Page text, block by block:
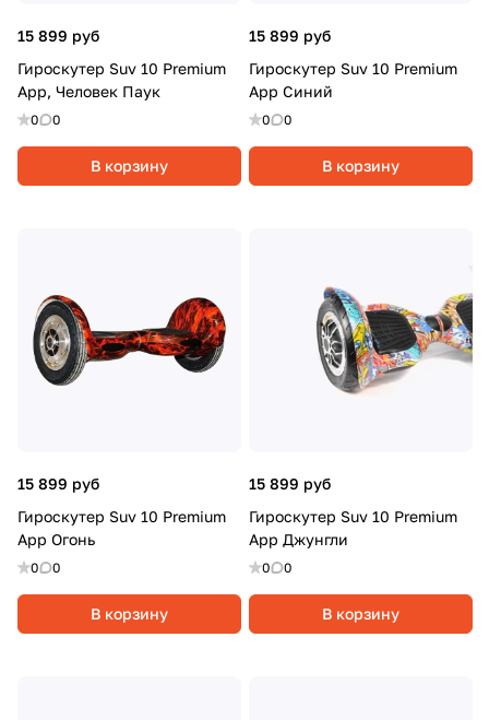
15 899 руб
Гироскутер Suv 10 Premium
App, Человек Паук
0 0
В корзину
15 899 руб
Гироскутер Suv 10 Premium
App Синий
0 0
В корзину
15 899 руб
Гироскутер Suv 10 Premium
App Огонь
0 0
В корзину
15 899 руб
Гироскутер Suv 10 Premium
App Джунгли
0 0
В корзину